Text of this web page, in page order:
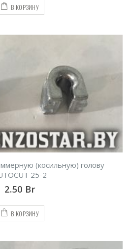
В КОРЗИНУ
(косильную) голову
25-2
2.50 Br
В КОРЗИНУ